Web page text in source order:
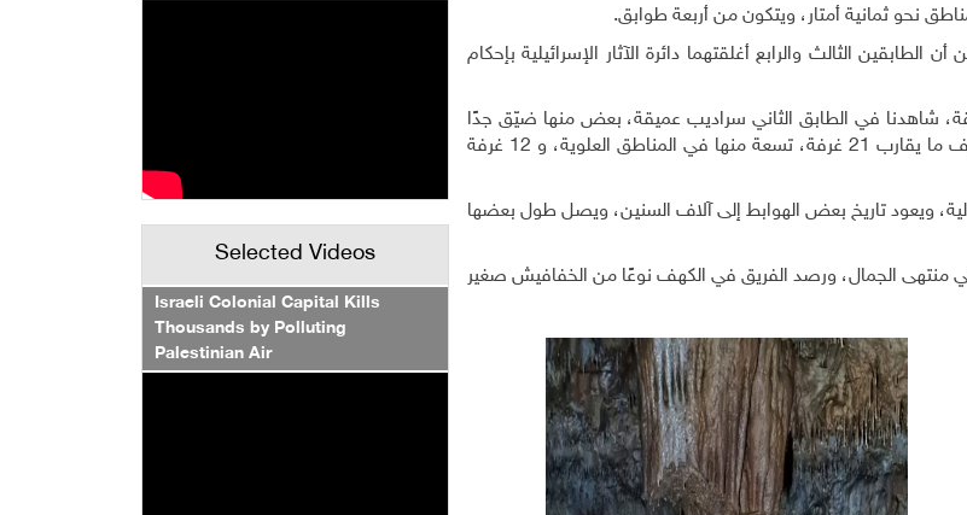
الثالث والرابع أغلقتهما دائرة الآثار الإسرائيلية بإحكام
آبار الدفن العميقة، شاهدنا في الطابق الثاني سراديب عميقة، بعض منها ضيّق جدًا
ومغلق جراء الانهيارات والزلازل التي كانت المنطقة عُرضة لها، وفي الكهف ما يقارب 21 غرفة، تسعة منها في المناطق العلوية، و 12 غرفة
ويعود تاريخ بعض الهوابط إلى آلاف السنين، ويصل طول بعضها
منتهى الجمال، ورصد الفريق في الكهف نوعًا من الخفافيش صغير
Selected Videos
Israeli Colonial Capital Kills
Thousands by Polluting
Palestinian Air